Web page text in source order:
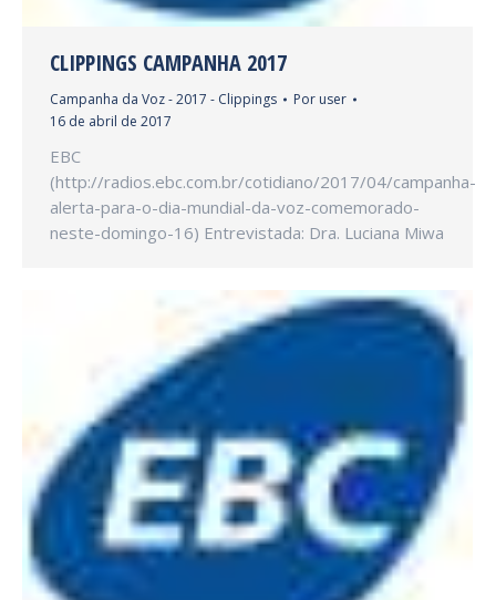
CLIPPINGS CAMPANHA 2017
Campanha da Voz - 2017 - Clippings Por user
16 de abril de 2017
EBC
(http://radios.ebc.com.br/cotidiano/2017/04/campanha-
alerta-para-o-dia-mundial-da-voz-comemorado-
neste-domingo-16) Entrevistada: Dra. Luciana Miwa